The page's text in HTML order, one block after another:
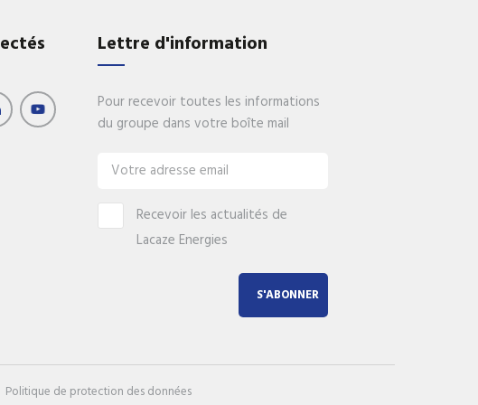
Lettre d'information
Pour recevoir toutes les informations
du groupe dans votre boîte mail
Recevoir les actualités de
Lacaze Energies
S'ABONNER
Politique de protection des données